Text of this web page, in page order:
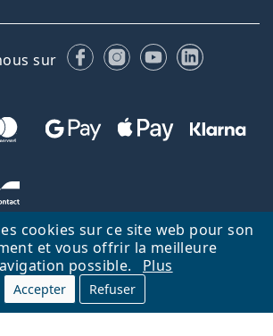
cookies sur ce site web pour son
et vous offrir la meilleure
possible.
Plus
Accepter Refuser
sur FacebookInstagram
YouTubeLinkedIn
d'accueil Haut
Nederlands